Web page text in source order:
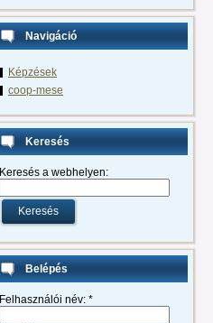
Navigáció
Képzések
coop-mese
Keresés
Keresés a webhelyen:
Belépés
Felhasználói név: *